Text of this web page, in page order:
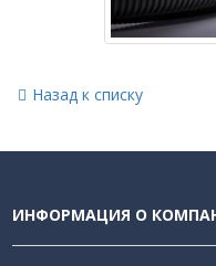
Назад к списку
ИНФОРМАЦИЯ О